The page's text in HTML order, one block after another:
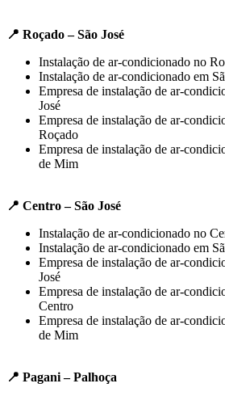
📍 Roçado – São José
Instalação de ar-condicionado no
Instalação de ar-condicionado em
Empresa de instalação de ar-
José
Empresa de instalação de ar-
Roçado
Empresa de instalação de ar-
de Mim
📍 Centro – São José
Instalação de ar-condicionado no
Instalação de ar-condicionado em
Empresa de instalação de ar-
José
Empresa de instalação de ar-
Centro
Empresa de instalação de ar-
de Mim
📍 Pagani – Palhoça